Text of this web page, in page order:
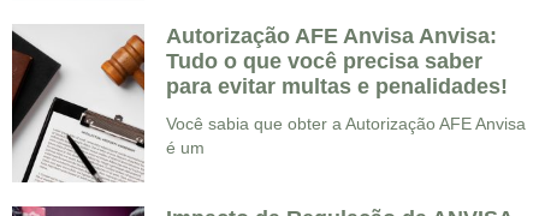
Autorização AFE Anvisa Anvisa:
Tudo o que você precisa saber
para evitar multas e penalidades!
Você sabia que obter a Autorização AFE Anvisa
é um